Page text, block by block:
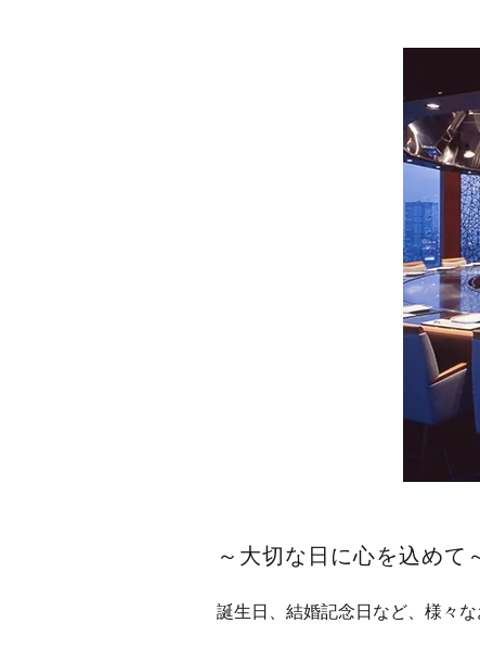
～大切な日に心を込めて
誕生日、結婚記念日など、様々